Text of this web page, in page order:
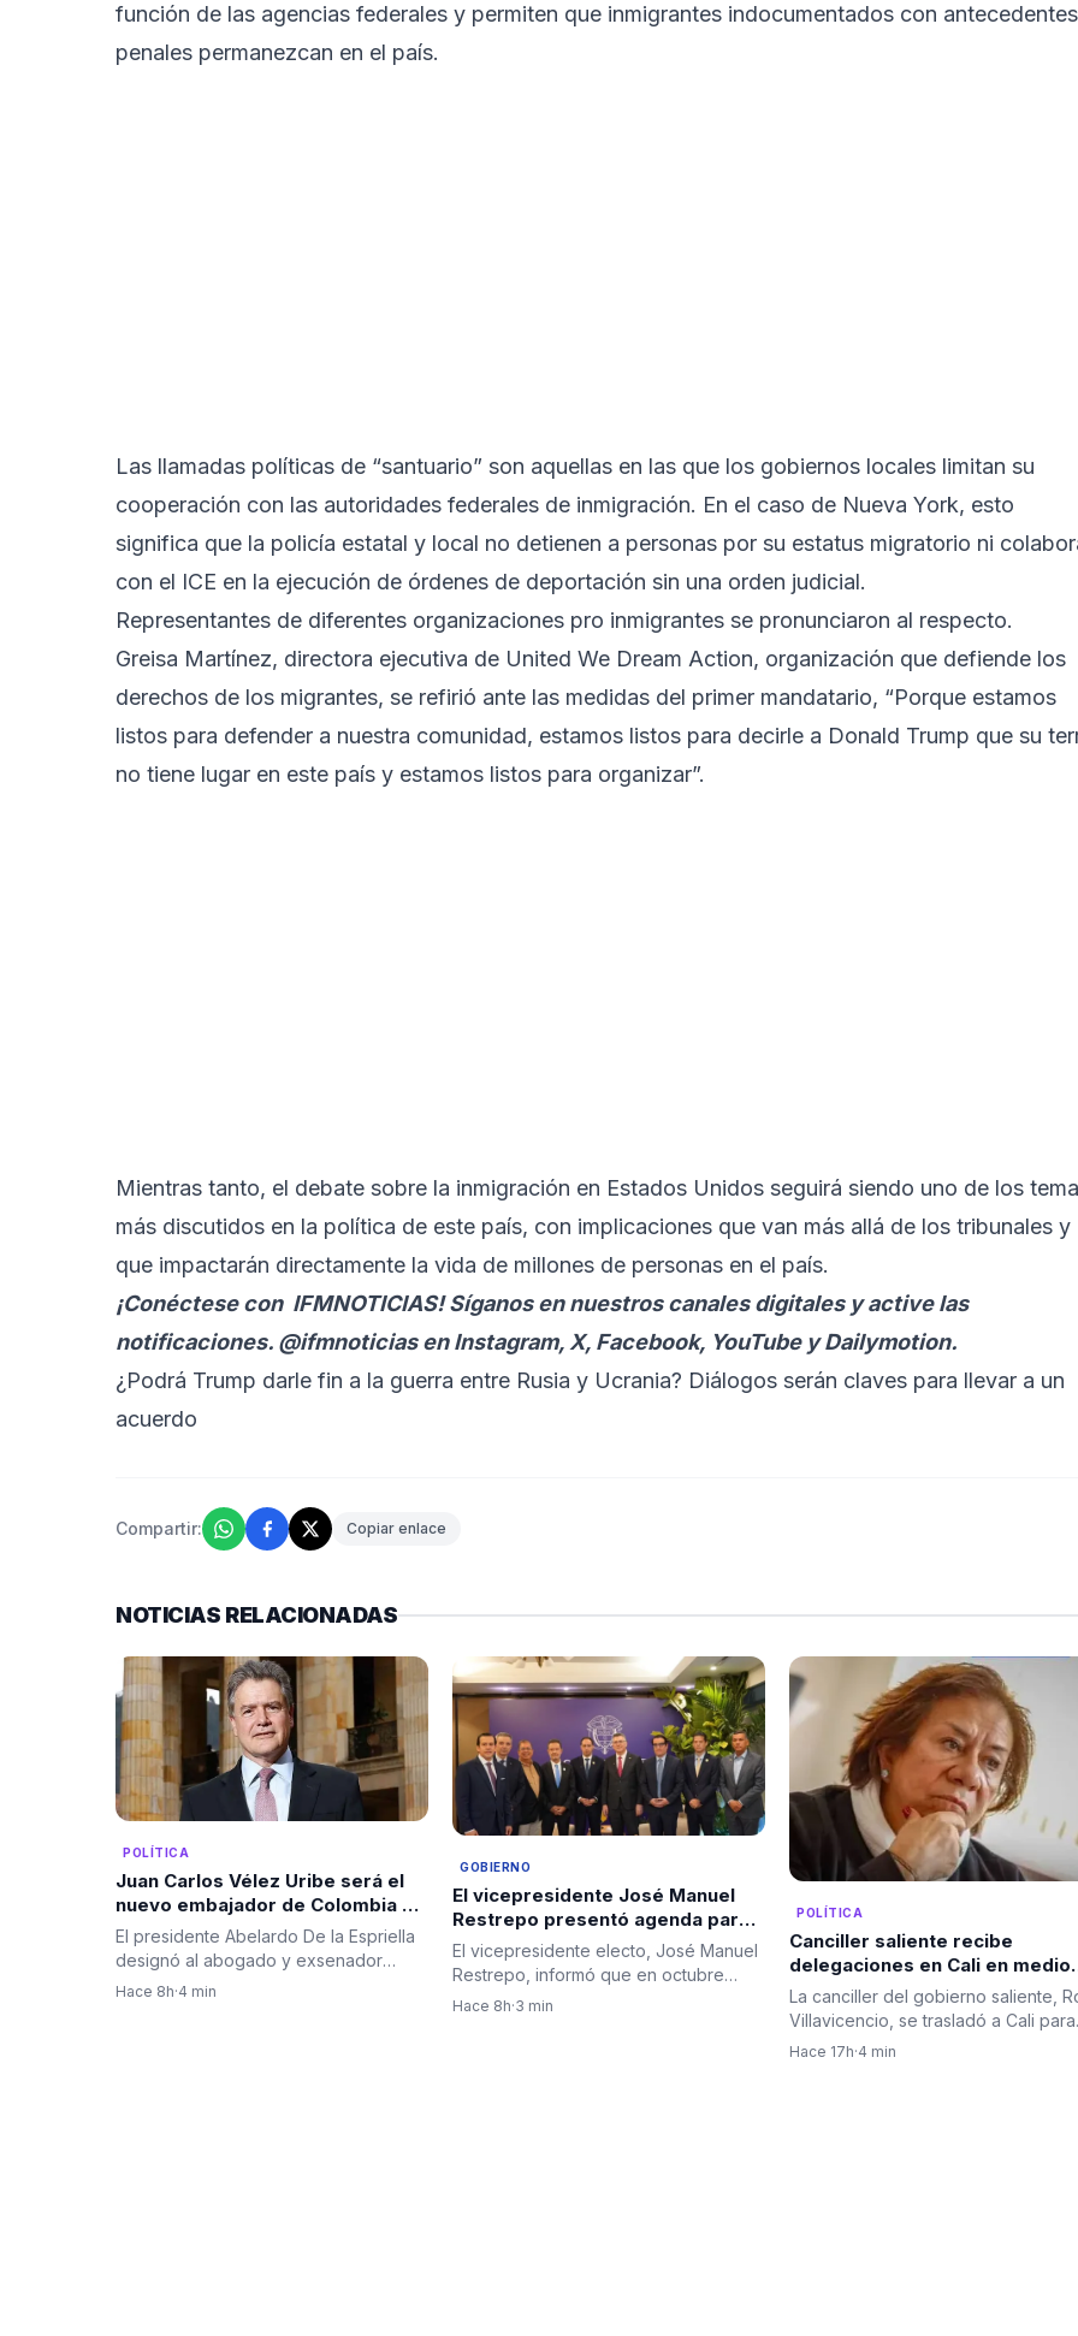
función de las agencias federales y permiten que inmigrantes indocumentados con antecedentes
penales permanezcan en el país.
Las llamadas políticas de “santuario” son aquellas en las que los gobiernos locales limitan su
cooperación con las autoridades federales de inmigración. En el caso de Nueva York, esto
significa que la policía estatal y local no detienen a personas por su estatus migratorio ni
con el ICE en la ejecución de órdenes de deportación sin una orden judicial.
Representantes de diferentes organizaciones pro inmigrantes se pronunciaron al respecto.
Greisa Martínez, directora ejecutiva de United We Dream Action, organización que defiende los
derechos de los migrantes, se refirió ante las medidas del primer mandatario, “Porque estamos
listos para defender a nuestra comunidad, estamos listos para decirle a Donald Trump que su
no tiene lugar en este país y estamos listos para organizar”.
Mientras tanto, el debate sobre la inmigración en Estados Unidos seguirá siendo uno de los
más discutidos en la política de este país, con implicaciones que van más allá de los tribunales y
que impactarán directamente la vida de millones de personas en el país.
¡Conéctese con IFMNOTICIAS! Síganos en nuestros canales digitales y active las
notificaciones. @ifmnoticias en Instagram, X, Facebook, YouTube y Dailymotion.
¿Podrá Trump darle fin a la guerra entre Rusia y Ucrania? Diálogos serán claves para llevar a un
acuerdo
Compartir: Copiar enlace
NOTICIAS RELACIONADAS
POLÍTICA
Juan Carlos Vélez Uribe será el
nuevo embajador de Colombia en
Ecuador por designación del
presidente Abelardo De la
Espriella
El presidente Abelardo De la Espriella
designó al abogado y exsenador
antioqueño Juan Carlos Vélez…
Hace 8h·4 min
GOBIERNO
El vicepresidente José Manuel
Restrepo presentó agenda para
restablecer la relación bilateral
entre Colombia e Israel
El vicepresidente electo, José Manuel
Restrepo, informó que en octubre
encabezará una delegación de…
Hace 8h·3 min
POLÍTICA
Canciller saliente recibe
delegaciones en Cali en medio
del rechazo de algunas que ha
llevado a cambios en el
diplomático
La canciller del gobierno saliente,
Villavicencio, se trasladó a Cali para
encabezar el…
Hace 17h·4 min